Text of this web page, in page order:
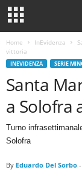
Home InEvidenza
vittoria
INEVIDENZA SERIE
Santa
a Solofra
Turno
Solofra
By Eduardo Del Sorbo -